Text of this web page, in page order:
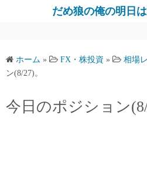
だめ狼の俺の明日
ホーム » FX・株投資 » 相場
ン(8/27)。
今日のポジション(8/